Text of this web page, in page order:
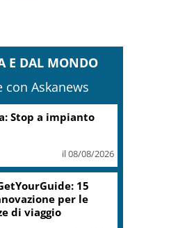
E DAL MONDO
Askanews
di interesse
il 07/08/2026
piano Grandi